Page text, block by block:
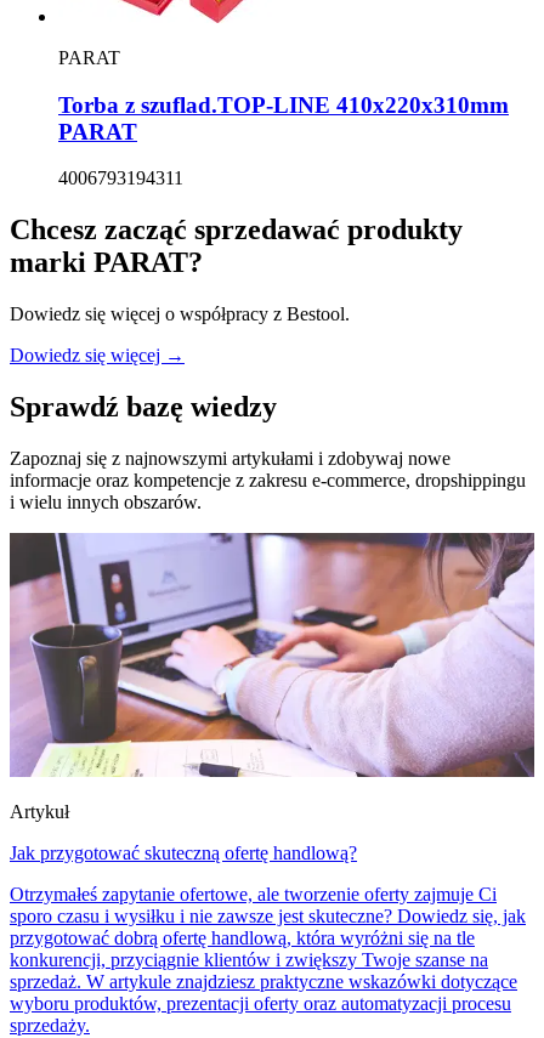
PARAT
Torba z szuflad.TOP-LINE 410x220x310mm
PARAT
4006793194311
Chcesz zacząć sprzedawać produkty
marki PARAT?
Dowiedz się więcej o współpracy z Bestool.
Dowiedz się więcej →
Sprawdź bazę wiedzy
Zapoznaj się z najnowszymi artykułami i zdobywaj nowe
informacje oraz kompetencje z zakresu e-commerce, dropshippingu
i wielu innych obszarów.
Artykuł
Jak przygotować skuteczną ofertę handlową?
Otrzymałeś zapytanie ofertowe, ale tworzenie oferty zajmuje Ci
sporo czasu i wysiłku i nie zawsze jest skuteczne? Dowiedz się, jak
przygotować dobrą ofertę handlową, która wyróżni się na tle
konkurencji, przyciągnie klientów i zwiększy Twoje szanse na
sprzedaż. W artykule znajdziesz praktyczne wskazówki dotyczące
wyboru produktów, prezentacji oferty oraz automatyzacji procesu
sprzedaży.